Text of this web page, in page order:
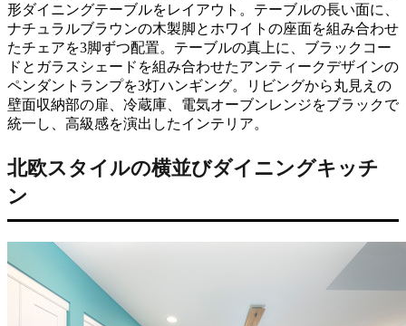
形ダイニングテーブルをレイアウト。テーブルの長い面に、
ナチュラルブラウンの木製脚とホワイトの座面を組み合わせ
たチェアを3脚ずつ配置。テーブルの真上に、ブラックコー
ドとガラスシェードを組み合わせたアンティークデザインの
ペンダントランプを3灯ハンギング。リビングから丸見えの
壁面収納部の扉、冷蔵庫、電気オーブンレンジをブラックで
統一し、高級感を演出したインテリア。
北欧スタイルの横並びダイニングキッチ
ン